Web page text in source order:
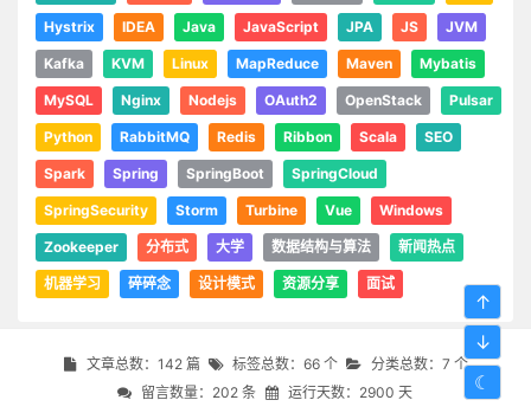
Hystrix IDEA Java JavaScript JPA JS JVM
Kafka KVM Linux MapReduce Maven Mybatis
MySQL Nginx Nodejs OAuth2 OpenStack Pulsar
Python RabbitMQ Redis Ribbon Scala SEO
Spark Spring SpringBoot SpringCloud
SpringSecurity Storm Turbine Vue Windows
Zookeeper 分布式 大学 数据结构与算法 新闻热点
机器学习 碎碎念 设计模式 资源分享 面试
文章总数：142 篇 标签总数：66 个
分类总数：7 个
留言数量：202 条
运行天数：2900 天
↑
↓
☾